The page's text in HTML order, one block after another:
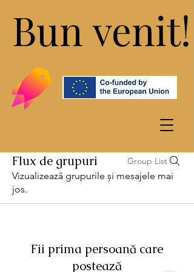
Bun venit!
Bun venit!
Flux de grupuri Group List
Vizualizează grupurile și mesajele mai
jos.
Fii prima persoană care
postează